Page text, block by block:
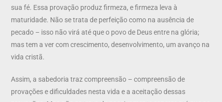
sua fé. Essa provação produz firmeza, e firmeza leva à
maturidade. Não se trata de perfeição como na ausência de
pecado – isso não virá até que o povo de Deus entre na glória;
mas tem a ver com crescimento, desenvolvimento, um avanço na
vida cristã.
Assim, a sabedoria traz compreensão – compreensão de
provações e dificuldades nesta vida e a aceitação dessas